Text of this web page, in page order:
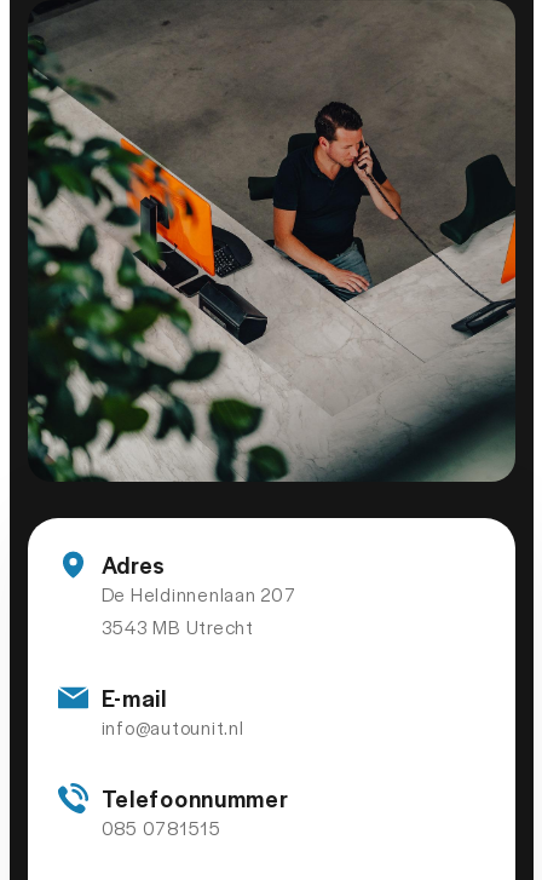
Rijstrooksensor
Verkeersbord detectie
Vermoeidheids herkenning
OVERIGE
Apple Carplay/Android Auto
Parking Pack
Achteropkomend verkeer waarschuwing
binnen/buitenspiegel aut. dimmend
Bluetooth
centrale vergrendeling met afstandsbediening
Connected services
Dab
electronic climate control
geluidsimulator
Oplaadmogelijkheid
ruitensproeiers/wisserbladen verwarmbaar
stuur leder
Adres
De Heldinnenlaan 207
3543 MB Utrecht
E-mail
info@autounit.nl
Telefoonnummer
085 0781515